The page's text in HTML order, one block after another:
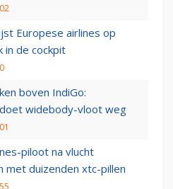
Europese airlines op
in de cockpit
boven IndiGo:
widebody-vloot weg
piloot na vlucht
met duizenden xtc-pillen